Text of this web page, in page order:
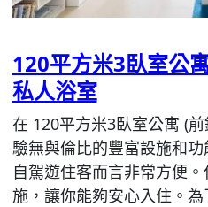
120平方米3臥室公
私人浴室
在 120平方米3臥室公寓 (
驗無與倫比的豐富設施和
自駕遊住客而言非常方便
施，讓你能夠安心入住。